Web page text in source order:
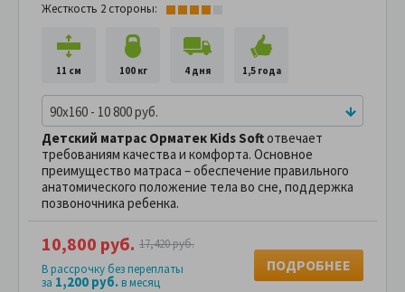
Жесткость 2 стороны:
11 см 100 кг 4 дня 1,5 года
90x160 - 10 800 руб.
Детский матрас Орматек Kids Softотвечает
требованиям качества и комфорта. Основное
преимущество матраса – обеспечение правильного
анатомического положение тела во сне, поддержка
позвоночника ребенка.
10,800 руб. 17,420 руб.
В рассрочку без переплаты
за 1,200 руб.в месяц
ПОДРОБНЕЕ